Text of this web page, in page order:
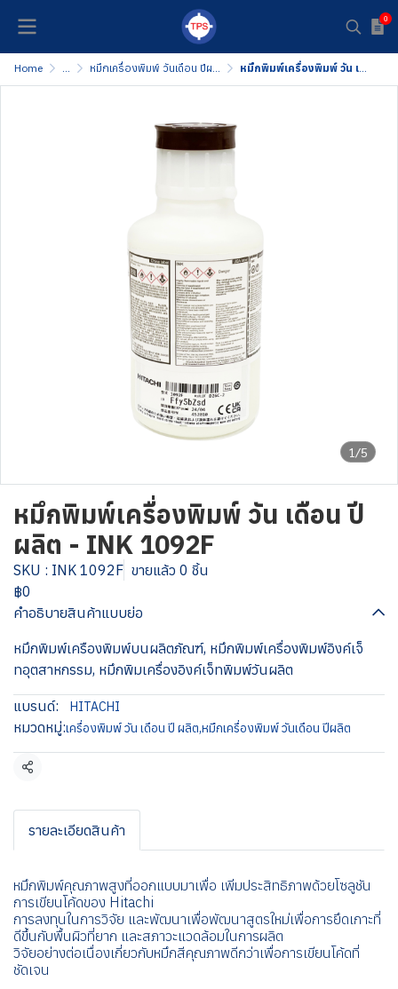
0
Home ... หมึกเครื่องพิมพ์ วันเดือน ปีผลิต หมึกพิมพ์เครื่องพิมพ์ วัน เดือน ปี ผลิต - INK 1092F
1/5
หมึกพิมพ์เครื่องพิมพ์ วัน เดือน ปี
ผลิต - INK 1092F
SKU : INK 1092F ขายแล้ว 0 ชิ้น
฿0
คำอธิบายสินค้าแบบย่อ
หมึกพิมพ์เครืองพิมพ์บนผลิตภัณฑ์, หมึกพิมพ์เครื่องพิมพ์อิงค์เจ็
ทอุตสาหกรรม, หมึกพิมเครื่องอิงค์เจ็ทพิมพ์วันผลิต
แบรนด์: HITACHI
หมวดหมู่:เครื่องพิมพ์ วัน เดือน ปี ผลิต,หมึกเครื่องพิมพ์ วันเดือน ปีผลิต
แชร์
รายละเอียดสินค้า
หมึกพิมพ์คุณภาพสูงที่ออกแบบมาเพื่อ เพิ่มประสิทธิภาพด้วยโซลูชัน
การเขียนโค้ดของ Hitachi
การลงทุนในการวิจัย และพัฒนาเพื่อพัฒนาสูตรใหม่เพื่อการยึดเกาะที่
ดีขึ้นกับพื้นผิวที่ยาก และสภาวะแวดล้อมในการผลิต
วิจัยอย่างต่อเนื่องเกี่ยวกับหมึกสีคุณภาพดีกว่าเพื่อการเขียนโค้ดที่
ชัดเจน